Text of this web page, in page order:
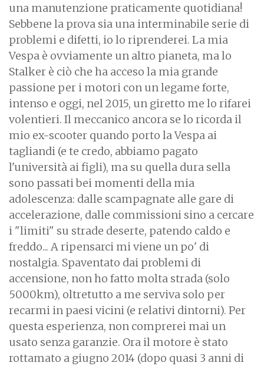
una manutenzione praticamente quotidiana!
Sebbene la prova sia una interminabile serie di
problemi e difetti, io lo riprenderei. La mia
Vespa è ovviamente un altro pianeta, ma lo
Stalker è ciò che ha acceso la mia grande
passione per i motori con un legame forte,
intenso e oggi, nel 2015, un giretto me lo rifarei
volentieri. Il meccanico ancora se lo ricorda il
mio ex-scooter quando porto la Vespa ai
tagliandi (e te credo, abbiamo pagato
l'università ai figli), ma su quella dura sella
sono passati bei momenti della mia
adolescenza: dalle scampagnate alle gare di
accelerazione, dalle commissioni sino a cercare
i "limiti" su strade deserte, patendo caldo e
freddo... A ripensarci mi viene un po' di
nostalgia. Spaventato dai problemi di
accensione, non ho fatto molta strada (solo
5000km), oltretutto a me serviva solo per
recarmi in paesi vicini (e relativi dintorni). Per
questa esperienza, non comprerei mai un
usato senza garanzie. Ora il motore è stato
rottamato a giugno 2014 (dopo quasi 3 anni di